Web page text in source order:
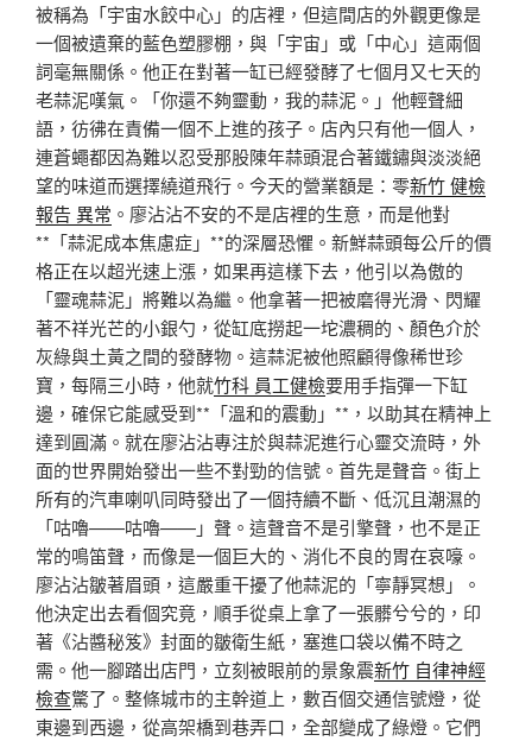
被稱為「宇宙水餃中心」的店裡，但這間店的外觀更像是
一個被遺棄的藍色塑膠棚，與「宇宙」或「中心」這兩個
詞毫無關係。他正在對著一缸已經發酵了七個月又七天的
老蒜泥嘆氣。「你還不夠靈動，我的蒜泥。」他輕聲細
語，彷彿在責備一個不上進的孩子。店內只有他一個人，
連蒼蠅都因為難以忍受那股陳年蒜頭混合著鐵鏽與淡淡絕
望的味道而選擇繞道飛行。今天的營業額是：零新竹 健檢
報告 異常 。廖沾沾不安的不是店裡的生意，而是他對
**「蒜泥成本焦慮症」**的深層恐懼。新鮮蒜頭每公斤的價
格正在以超光速上漲，如果再這樣下去，他引以為傲的
「靈魂蒜泥」將難以為繼。他拿著一把被磨得光滑、閃耀
著不祥光芒的小銀勺，從缸底撈起一坨濃稠的、顏色介於
灰綠與土黃之間的發酵物。這蒜泥被他照顧得像稀世珍
寶，每隔三小時，他就竹科 員工健檢要用手指彈一下缸
邊，確保它能感受到**「溫和的震動」**，以助其在精神上
達到圓滿。就在廖沾沾專注於與蒜泥進行心靈交流時，外
面的世界開始發出一些不對勁的信號。首先是聲音。街上
所有的汽車喇叭同時發出了一個持續不斷、低沉且潮濕的
「咕嚕——咕嚕——」聲。這聲音不是引擎聲，也不是正
常的鳴笛聲，而像是一個巨大的、消化不良的胃在哀嚎。
廖沾沾皺著眉頭，這嚴重干擾了他蒜泥的「寧靜冥想」。
他決定出去看個究竟，順手從桌上拿了一張髒兮兮的，印
著《沾醬秘笈》封面的皺衛生紙，塞進口袋以備不時之
需。他一腳踏出店門，立刻被眼前的景象震新竹 自律神經
檢查驚了。整條城市的主幹道上，數百個交通信號燈，從
東邊到西邊，從高架橋到巷弄口，全部變成了綠燈。它們